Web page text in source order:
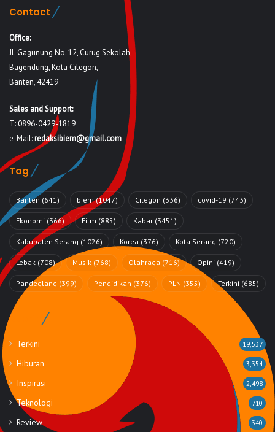
Contact
Office:
Jl. Gagunung No. 12, Curug Sekolah,
Bagendung, Kota Cilegon,
Banten, 42419
Sales and Support:
T: 0896-0429-1819
e-Mail:redaksibiem@gmail.com
Tag
Banten (641) biem(1047) Cilegon (336) covid-19 (743)
Ekonomi (366) Film (885) Kabar (3451)
Kabupaten Serang (1026) Korea (376) Kota Serang (720)
Lebak (708) Musik (768) Olahraga (716) Opini (419)
Pandeglang (399) Pendidikan (376) PLN (355) Terkini (685)
Rubrik
Terkini 19,537
Hiburan 3,354
Inspirasi 2,498
Teknologi 710
Review 340